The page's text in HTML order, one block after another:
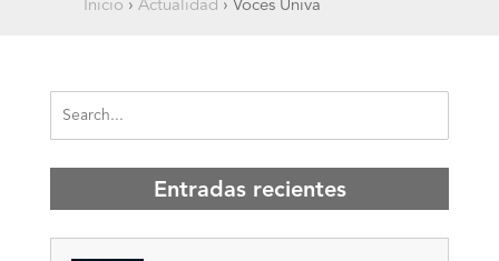
Inicio › Actualidad › Voces Univa
Entradas recientes